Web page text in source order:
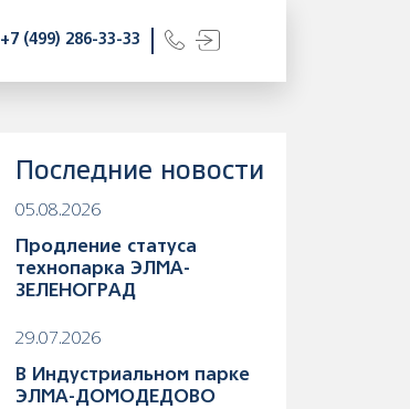
+7 (499) 286-33-33
Последние новости
05.08.2026
Продление статуса
технопарка ЭЛМА-
ЗЕЛЕНОГРАД
29.07.2026
В Индустриальном парке
ЭЛМА-ДОМОДЕДОВО